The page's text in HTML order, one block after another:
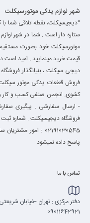
شهر لوازم یدکی موتورسیکلت
"دیجیسیکلت، نقطه تلاقی شما
ستاره دار است . شما در شهر
موتورسیکلت خود بصورت
قیمت خرید مینمایید . امید است
دیجی سیکلت ، بنیانگذار
فروش قطعات یدکی موتور سیکلت
کشوی. انجمن صنفی کسب و کار و
- ارسال سفارشی . پیگیری
فروشگاه دیجیسیکلت . شماره ثبت 5632 )
پاسخ داده نمیشود
تماس با ما
دفتر مرکزی : تهران -خیابان
09011642921